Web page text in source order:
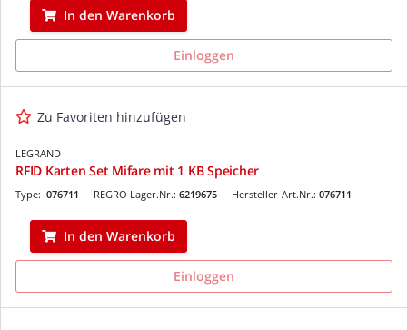
In den Warenkorb
Einloggen
Zu Favoriten hinzufügen
LEGRAND
RFID Karten Set Mifare mit 1 KB Speicher
REGRO Lager.Nr.: 6219675
Type: 076711 Hersteller-Art.Nr.: 076711
In den Warenkorb
Einloggen